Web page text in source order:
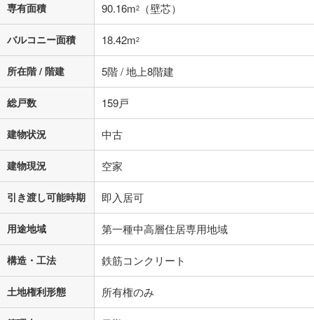
専有面積 90.16m2 （壁芯）
バルコニー面積 18.42m2
所在階 / 階建 5階 / 地上8階建
総戸数 159戸
建物状況 中古
建物現況 空家
引き渡し可能時期 即入居可
用途地域 第一種中高層住居専用地域
構造・工法 鉄筋コンクリート
土地権利形態 所有権のみ